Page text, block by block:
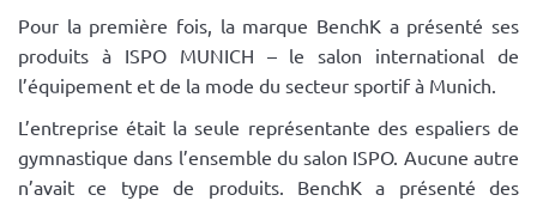
Pour la première fois, la marque BenchK a présenté ses
produits à ISPO MUNICH – le salon international de
l’équipement et de la mode du secteur sportif à Munich.
L’entreprise était la seule représentante des espaliers de
gymnastique dans l’ensemble du salon ISPO. Aucune autre
n’avait ce type de produits. BenchK a présenté des